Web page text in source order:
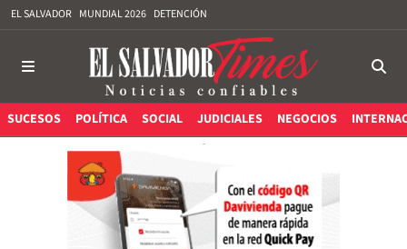
EL SALVADOR MUNDIAL 2026 DETENCIÓN
SUCESOS POLÍTICA SOCIAL JUDICIALES NEGOCIOS